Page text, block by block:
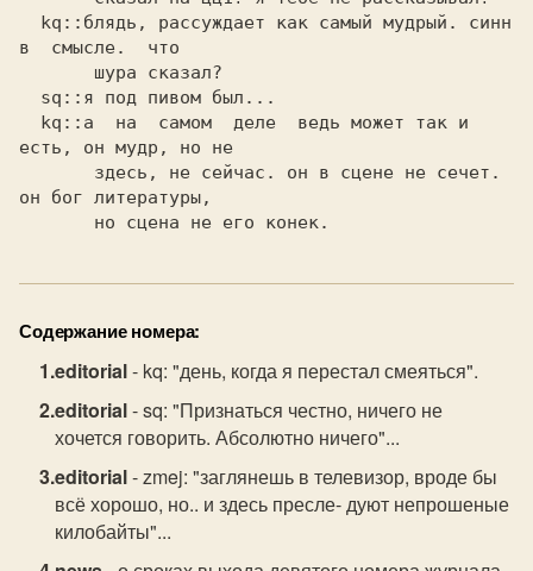
в  смысле.  что
есть, он мудр, но не
он бог литературы,
       но сцена не его конек.
Содержание номера:
editorial- kq: "день, когда я перестал смеяться".
editorial- sq: "Признаться честно, ничего не
хочется говорить. Абсолютно ничего"...
editorial- zmej: "заглянешь в телевизор, вроде бы
всё хорошо, но.. и здесь пресле- дуют непрошеные
килобайты"...